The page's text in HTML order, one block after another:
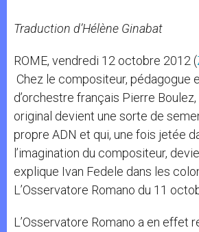
Traduction d’Hélène Ginabat
ROME, vendredi 12 octobre 2012 (
Chez le compositeur, pédagogue
d’orchestre français Pierre
original devient une sorte de
propre ADN et qui, une fois jetée
l’imagination du compositeur,
explique Ivan Fedele dans les
L’Osservatore Romano du 11
L’Osservatore Romano a en effet